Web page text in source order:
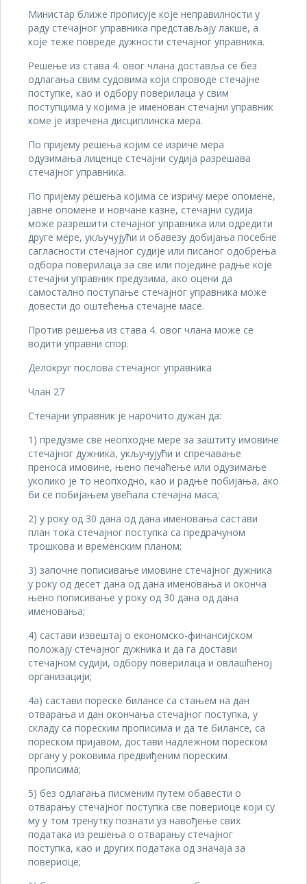
Министар ближе прописује које неправилности у
раду стечајног управника представљају лакше, а
које теже повреде дужности стечајног управника.
Решење из става 4. овог члана доставља се без
одлагања свим судовима који спроводе стечајне
поступке, као и одбору поверилаца у свим
поступцима у којима је именован стечајни управник
коме је изречена дисциплинска мера.
По пријему решења којим се изриче мера
одузимања лиценце стечајни судија разрешава
стечајног управника.
По пријему решења којима се изричу мере опомене,
јавне опомене и новчане казне, стечајни судија
може разрешити стечајног управника или одредити
друге мере, укључујући и обавезу добијања посебне
сагласности стечајног судије или писаног одобрења
одбора поверилаца за све или поједине радње које
стечајни управник предузима, ако оцени да
самостално поступање стечајног управника може
довести до оштећења стечајне масе.
Против решења из става 4. овог члана може се
водити управни спор.
Делокруг послова стечајног управника
Члан 27
Стечајни управник је нарочито дужан да:
1) предузме све неопходне мере за заштиту имовине
стечајног дужника, укључујући и спречавање
преноса имовине, њено печаћење или одузимање
уколико је то неопходно, као и радње побијања, ако
би се побијањем увећала стечајна маса;
2) у року од 30 дана од дана именовања састави
план тока стечајног поступка са предрачуном
трошкова и временским планом;
3) започне пописивање имовине стечајног дужника
у року од десет дана од дана именовања и оконча
њено пописивање у року од 30 дана од дана
именовања;
4) састави извештај о економско-финансијском
положају стечајног дужника и да га достави
стечајном судији, одбору поверилаца и овлашћеној
организацији;
4а) састави пореске билансе са стањем на дан
отварања и дан окончања стечајног поступка, у
складу са пореским прописима и да те билансе, са
пореском пријавом, достави надлежном пореском
органу у роковима предвиђеним пореским
прописима;
5) без одлагања писменим путем обавести о
отварању стечајног поступка све повериоце који су
му у том тренутку познати уз навођење свих
података из решења о отварању стечајног
поступка, као и других података од значаја за
повериоце;